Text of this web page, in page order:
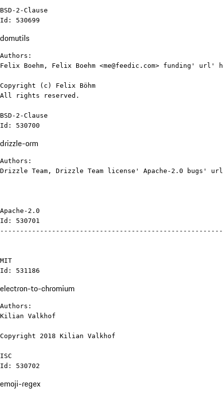
BSD-2-Clause
Id: 530699
domutils
Authors:
Felix Boehm, Felix Boehm <me@feedic.com> funding' url'
Copyright (c) Felix Böhm
All rights reserved.
BSD-2-Clause
Id: 530700
drizzle-orm
Authors:
Drizzle Team, Drizzle Team license' Apache-2.0 bugs'
Apache-2.0
Id: 530701
MIT
Id: 531186
electron-to-chromium
Authors:
Kilian Valkhof
Copyright 2018 Kilian Valkhof
ISC
Id: 530702
emoji-regex